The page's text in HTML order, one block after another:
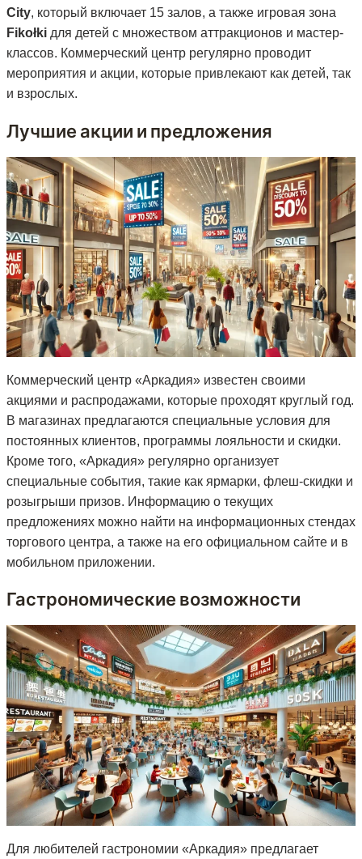
City, который включает 15 залов, а также игровая зона
Fikołki для детей с множеством аттракционов и мастер-
классов. Коммерческий центр регулярно проводит
мероприятия и акции, которые привлекают как детей, так
и взрослых.
Лучшие акции и предложения
Коммерческий центр «Аркадия» известен своими
акциями и распродажами, которые проходят круглый год.
В магазинах предлагаются специальные условия для
постоянных клиентов, программы лояльности и скидки.
Кроме того, «Аркадия» регулярно организует
специальные события, такие как ярмарки, флеш-скидки и
розыгрыши призов. Информацию о текущих
предложениях можно найти на информационных стендах
торгового центра, а также на его официальном сайте и в
мобильном приложении.
Гастрономические возможности
Для любителей гастрономии «Аркадия» предлагает